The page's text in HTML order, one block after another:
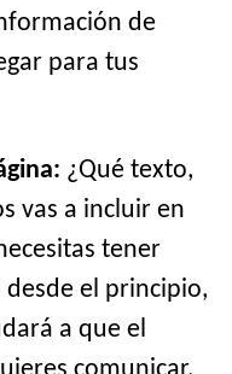
de
para tus
¿Qué texto,
vas a incluir en
tener
el principio,
a que el